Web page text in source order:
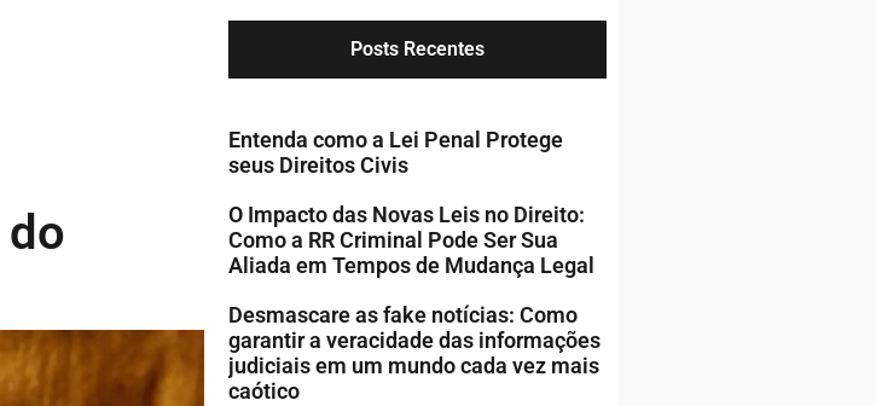
Posts Recentes
Entenda como a Lei Penal Protege
seus Direitos Civis
O Impacto das Novas Leis no Direito:
Como a RR Criminal Pode Ser Sua
Aliada em Tempos de Mudança Legal
Desmascare as fake notícias: Como
garantir a veracidade das informações
judiciais em um mundo cada vez mais
caótico